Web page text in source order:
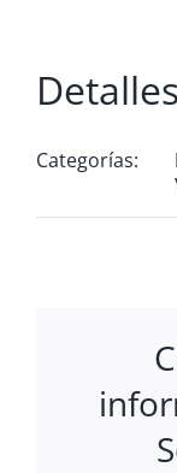
Categorías: